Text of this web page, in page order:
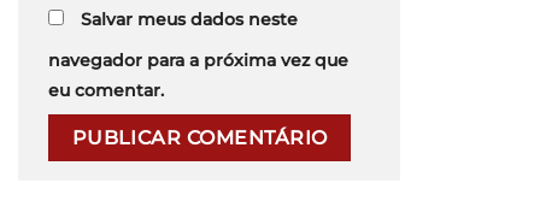
Salvar meus dados neste
navegador para a próxima vez que
eu comentar.